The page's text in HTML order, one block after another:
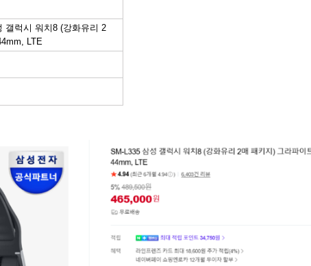
갤럭시 워치8 (강화유리 2
LTE